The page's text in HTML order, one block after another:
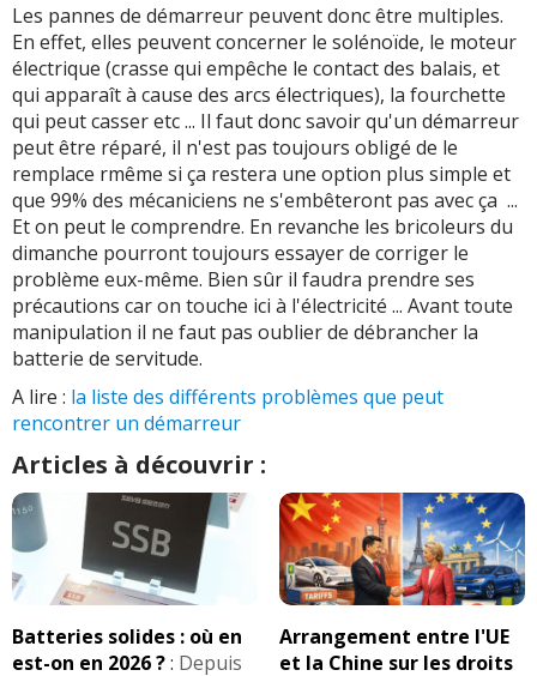
Les pannes de démarreur peuvent donc être multiples.
En effet, elles peuvent concerner le solénoïde, le moteur
électrique (crasse qui empêche le contact des balais, et
qui apparaît à cause des arcs électriques), la fourchette
qui peut casser etc ... Il faut donc savoir qu'un démarreur
peut être réparé, il n'est pas toujours obligé de le
remplace rmême si ça restera une option plus simple et
que 99% des mécaniciens ne s'embêteront pas avec ça ...
Et on peut le comprendre. En revanche les bricoleurs du
dimanche pourront toujours essayer de corriger le
problème eux-même. Bien sûr il faudra prendre ses
précautions car on touche ici à l'électricité ... Avant toute
manipulation il ne faut pas oublier de débrancher la
batterie de servitude.
A lire : la liste des différents problèmes que peut
rencontrer un démarreur
Articles à découvrir :
Batteries solides : où en
est-on en 2026 ?: Depuis
Arrangement entre l'UE
et la Chine sur les droits